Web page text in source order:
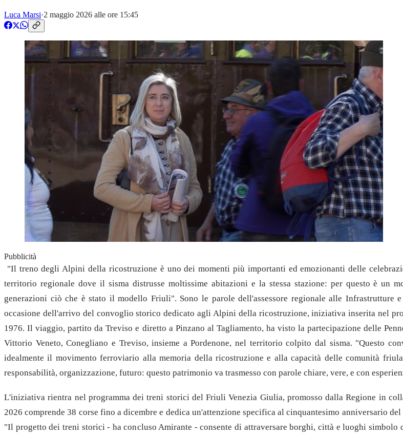
Luca Marsi·2 maggio 2026 alle ore 15:45
Pubblicità
"Il treno degli Alpini della ricostruzione è uno dei momenti più importanti ed emozionanti delle
territorio regionale dove il sisma distrusse moltissime abitazioni e la stessa stazione: per questo è un
generazioni ciò che è stato il modello Friuli". Sono le parole dell'assessore regionale alle
occasione dell'arrivo del convoglio storico dedicato agli Alpini della ricostruzione, iniziativa inserita nel
1976. Il viaggio, partito da Treviso e diretto a Pinzano al Tagliamento, ha visto la partecipazione delle
Vittorio Veneto, Conegliano e Treviso, insieme a Pordenone, nel territorio colpito dal sisma. "Questo
idealmente il movimento ferroviario alla memoria della ricostruzione e alla capacità delle comunità
responsabilità, organizzazione, futuro: questo patrimonio va trasmesso con parole chiare, vere, e con
L'iniziativa rientra nel programma dei treni storici del Friuli Venezia Giulia, promosso dalla Regione in
2026 comprende 38 corse fino a dicembre e dedica un'attenzione specifica al cinquantesimo anniversario
"Il progetto dei treni storici - ha concluso Amirante - consente di attraversare borghi, città e luoghi